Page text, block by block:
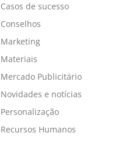
Casos de sucesso
Conselhos
Marketing
Materiais
Mercado Publicitário
Novidades e notícias
Personalização
Recursos Humanos